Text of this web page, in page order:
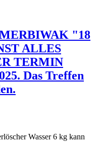
"18
ALLES
TERMIN
Das Treffen
Wasser 6 kg kann